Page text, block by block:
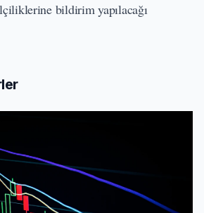
bildirim yapılacağı